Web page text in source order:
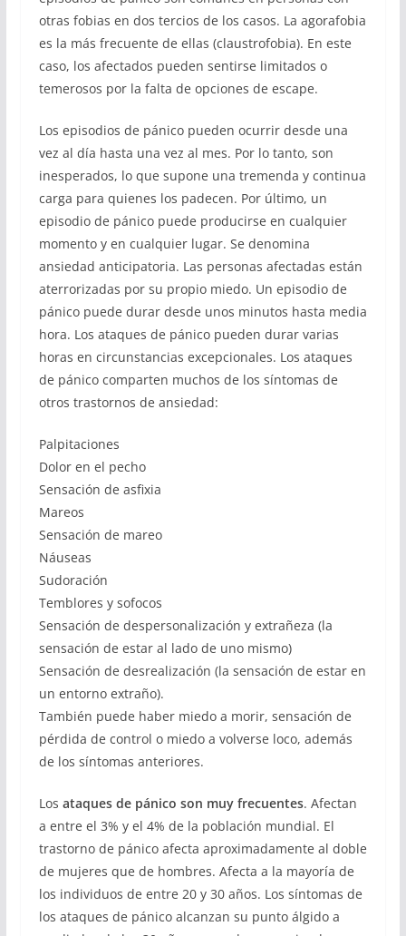
otras fobias en dos tercios de los casos. La agorafobia
es la más frecuente de ellas (claustrofobia). En este
caso, los afectados pueden sentirse limitados o
temerosos por la falta de opciones de escape.
Los episodios de pánico pueden ocurrir desde una
vez al día hasta una vez al mes. Por lo tanto, son
inesperados, lo que supone una tremenda y continua
carga para quienes los padecen. Por último, un
episodio de pánico puede producirse en cualquier
momento y en cualquier lugar. Se denomina
ansiedad anticipatoria. Las personas afectadas están
aterrorizadas por su propio miedo. Un episodio de
pánico puede durar desde unos minutos hasta media
hora. Los ataques de pánico pueden durar varias
horas en circunstancias excepcionales. Los ataques
de pánico comparten muchos de los síntomas de
otros trastornos de ansiedad:
Palpitaciones
Dolor en el pecho
Sensación de asfixia
Mareos
Sensación de mareo
Náuseas
Sudoración
Temblores y sofocos
Sensación de despersonalización y extrañeza (la
sensación de estar al lado de uno mismo)
Sensación de desrealización (la sensación de estar en
un entorno extraño).
También puede haber miedo a morir, sensación de
pérdida de control o miedo a volverse loco, además
de los síntomas anteriores.
Los ataques de pánico son muy frecuentes. Afectan
a entre el 3% y el 4% de la población mundial. El
trastorno de pánico afecta aproximadamente al doble
de mujeres que de hombres. Afecta a la mayoría de
los individuos de entre 20 y 30 años. Los síntomas de
los ataques de pánico alcanzan su punto álgido a